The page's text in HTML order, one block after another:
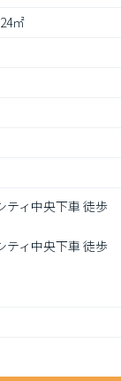
㎡
ティ中央下車 徒歩
ティ中央下車 徒歩